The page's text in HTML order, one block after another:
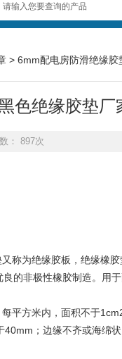
> 6mm配电房防滑绝缘胶垫
色绝缘胶垫厂
： 897次
称为绝缘胶板，绝缘橡
的非极性橡胶制造。用
平方米内，面积不于
；边缘不齐或海绵